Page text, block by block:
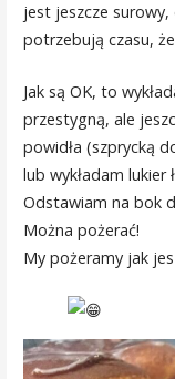
jest jeszcze
potrzebują czasu,
Jak są OK, to
przestygną, ale
powidła (szprycką
lub wykładam lukier
Odstawiam na bok
Można pożerać!
My pożeramy jak